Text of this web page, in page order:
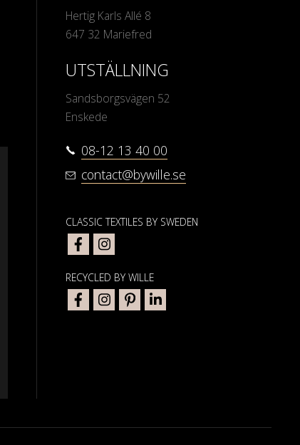
Hertig Karls Allé 8
647 32 Mariefred
UTSTÄLLNING
Sandsborgsvägen 52
Enskede
08-12 13 40 00
contact@bywille.se
CLASSIC TEXTILES BY SWEDEN
RECYCLED BY WILLE